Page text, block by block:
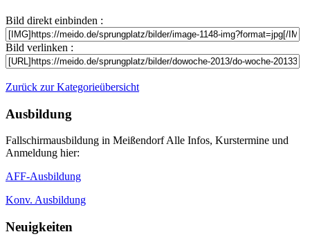
Bild direkt einbinden :
Bild verlinken :
Zurück zur Kategorieübersicht
Ausbildung
Fallschirmausbildung in Meißendorf Alle Infos, Kurstermine und
Anmeldung hier:
AFF-Ausbildung
Konv. Ausbildung
Neuigkeiten